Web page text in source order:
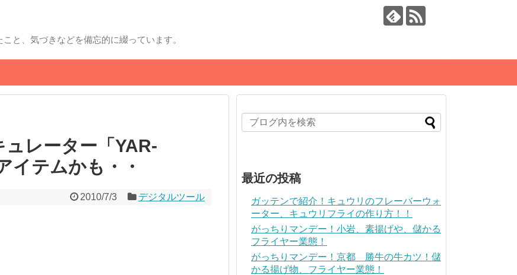
と、気づきなどを備忘的に綴っています。
レーター「YAR-
イテムかも・・
2010/7/3 デジタルツール
最近の投稿
ガッテンで紹介！キュウリのフレーバーウォ
ーター、キュウリフライの作り方！！
がっちりマンデー！小岩、素揚げや、儲かる
フライヤー業態！
がっちりマンデー！京都 勝牛の牛カツ！儲
かる揚げ物、フライヤー業態！